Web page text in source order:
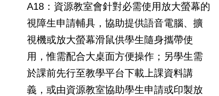
A18：資源教室會針對必需使用放大螢幕的
視障生申請輔具，協助提供語音電腦、擴
視機或放大螢幕滑鼠供學生隨身攜帶使
用，惟需配合大桌面方便操作；另學生需
於課前先行至教學平台下載上課資料講
義，或由資源教室協助學生申請或印製放